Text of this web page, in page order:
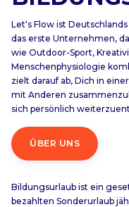
Let‘s Flow ist
das erste Unternehmen,
wie Outdoor-Sport,
Menschenphysiologie
zielt darauf ab, Dich in
mit Anderen
sich persönlich
ÜBER UNS
Bildungsurlaub ist ein
bezahlten Sonderurlaub